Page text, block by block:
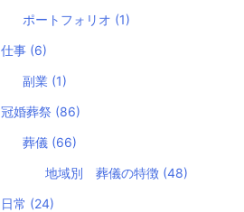
ポートフォリオ (1)
仕事 (6)
副業 (1)
冠婚葬祭 (86)
葬儀 (66)
地域別 葬儀の特徴 (48)
日常 (24)